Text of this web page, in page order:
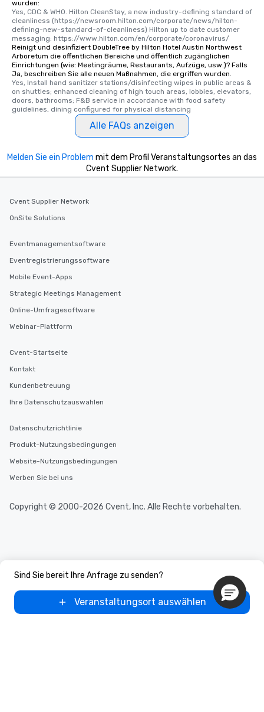
wurden:
Yes, CDC & WHO. Hilton CleanStay, a new industry-defining standard of
cleanliness (https://newsroom.hilton.com/corporate/news/hilton-
defining-new-standard-of-cleanliness) Hilton up to date customer
messaging: https://www.hilton.com/en/corporate/coronavirus/
Reinigt und desinfiziert DoubleTree by Hilton Hotel Austin Northwest
Arboretum die öffentlichen Bereiche und öffentlich zugänglichen
Einrichtungen (wie: Meetingräume, Restaurants, Aufzüge, usw.)? Falls
Ja, beschreiben Sie alle neuen Maßnahmen, die ergriffen wurden.
Yes, Install hand sanitizer stations/disinfecting wipes in public areas &
on shuttles; enhanced cleaning of high touch areas, lobbies, elevators,
doors, bathrooms; F&B service in accordance with food safety
guidelines, dining configured for physical distancing
Alle FAQs anzeigen
Sind Sie bereit Ihre Anfrage zu senden?
Veranstaltungsort auswählen
Melden Sie ein Problem mit dem Profil Veranstaltungsortes an das
Cvent Supplier Network.
Cvent Supplier Network
OnSite Solutions
Eventmanagementsoftware
Eventregistrierungssoftware
Mobile Event-Apps
Strategic Meetings Management
Online-Umfragesoftware
Webinar-Plattform
Cvent-Startseite
Kontakt
Kundenbetreuung
Ihre Datenschutzauswahlen
Datenschutzrichtlinie
Produkt-Nutzungsbedingungen
Website-Nutzungsbedingungen
Werben Sie bei uns
Copyright © 2000-2026 Cvent, Inc. Alle Rechte vorbehalten.